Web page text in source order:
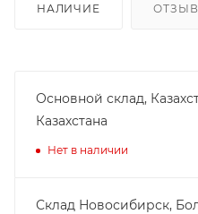
НАЛИЧИЕ
Основной склад,
Казахстана
Нет в наличии
Склад Новосибирск,